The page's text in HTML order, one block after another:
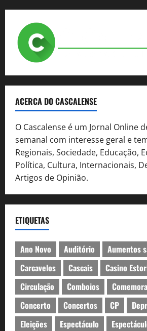
ACERCA DO CASCALENSE
O Cascalense é um Jornal Online
semanal com interesse geral e
Regionais, Sociedade, Educação,
Política, Cultura, Internacionais,
Artigos de Opinião.
ETIQUETAS
Ano Novo Auditório
Aumentos
Carcavelos
Cascais Casino
Circulação
Comboios
Concerto
Concertos CP
Eleições
Espectáculo